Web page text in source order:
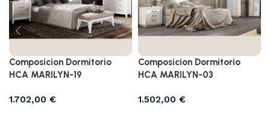
Composicion Dormitorio
HCA MARILYN-19
1.702,00 €
Composicion Dormitorio
HCA MARILYN-03
1.502,00 €